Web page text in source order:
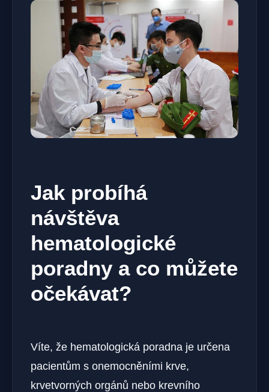
Jak probíhá
návštěva
hematologické
poradny a co můžete
očekávat?
Víte, že hematologická poradna je určena
pacientům s onemocněními krve,
krvetvorných orgánů nebo krevního